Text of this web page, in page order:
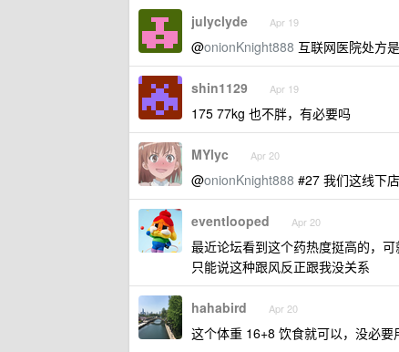
julyclyde Apr 19
@onionKnight888 互联网医院处方
shin1129 Apr 19
175 77kg 也不胖，有必要吗
MYlyc Apr 20
@onionKnight888 #27 我们这线下
eventlooped Apr 20
最近论坛看到这个药热度挺高的，
只能说这种跟风反正跟我没关系
hahabird Apr 20
这个体重 16+8 饮食就可以，没必要